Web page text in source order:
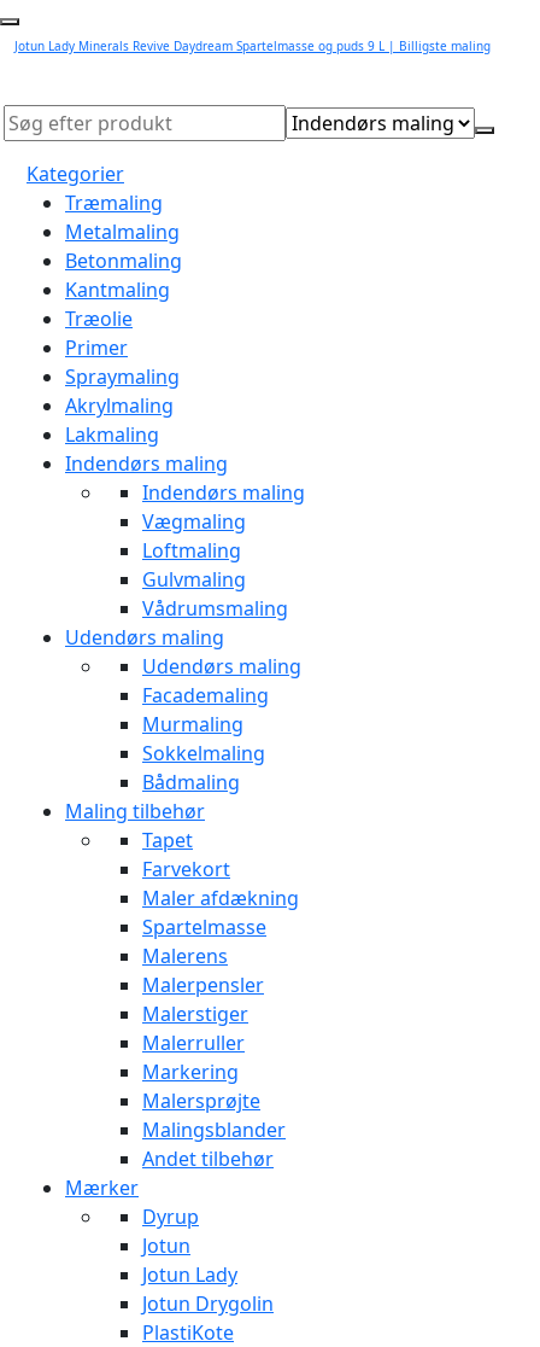
Jotun Lady Minerals Revive Daydream Spartelmasse og puds 9 L | Billigste maling
Kategorier
Træmaling
Metalmaling
Betonmaling
Kantmaling
Træolie
Primer
Spraymaling
Akrylmaling
Lakmaling
Indendørs maling
Indendørs maling
Vægmaling
Loftmaling
Gulvmaling
Vådrumsmaling
Udendørs maling
Udendørs maling
Facademaling
Murmaling
Sokkelmaling
Bådmaling
Maling tilbehør
Tapet
Farvekort
Maler afdækning
Spartelmasse
Malerens
Malerpensler
Malerstiger
Malerruller
Markering
Malersprøjte
Malingsblander
Andet tilbehør
Mærker
Dyrup
Jotun
Jotun Lady
Jotun Drygolin
PlastiKote